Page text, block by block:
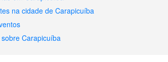
na cidade de Carapicuíba
Carapicuíba